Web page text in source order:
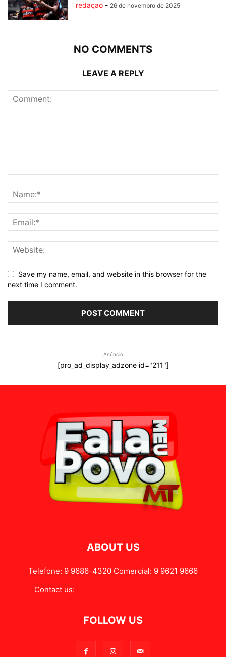
redaçao - 26 de novembro de 2025
NO COMMENTS
LEAVE A REPLY
Save my name, email, and website in this browser for the
next time I comment.
Anúncio
[pro_ad_display_adzone id="211"]
ABOUT US
Telefone: 9 9686-4320 Comercial: 9 9621 9666
Contact us:
FOLLOW US